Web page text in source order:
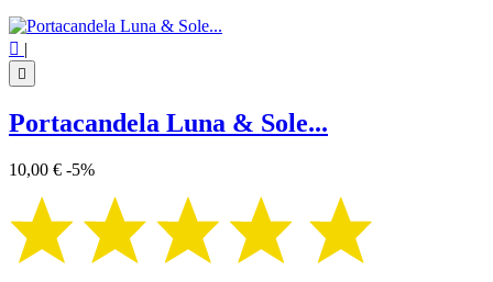
 |

Portacandela Luna & Sole...
10,00 € -5%